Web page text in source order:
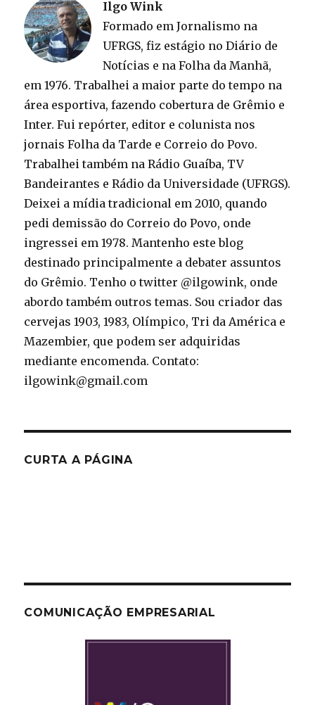
Ilgo Wink
Formado em Jornalismo na
UFRGS, fiz estágio no Diário de
Notícias e na Folha da Manhã,
em 1976. Trabalhei a maior parte do tempo na
área esportiva, fazendo cobertura de Grêmio e
Inter. Fui repórter, editor e colunista nos
jornais Folha da Tarde e Correio do Povo.
Trabalhei também na Rádio Guaíba, TV
Bandeirantes e Rádio da Universidade (UFRGS).
Deixei a mídia tradicional em 2010, quando
pedi demissão do Correio do Povo, onde
ingressei em 1978. Mantenho este blog
destinado principalmente a debater assuntos
do Grêmio. Tenho o twitter @ilgowink, onde
abordo também outros temas. Sou criador das
cervejas 1903, 1983, Olímpico, Tri da América e
Mazembier, que podem ser adquiridas
mediante encomenda. Contato:
ilgowink@gmail.com
CURTA A PÁGINA
COMUNICAÇÃO EMPRESARIAL